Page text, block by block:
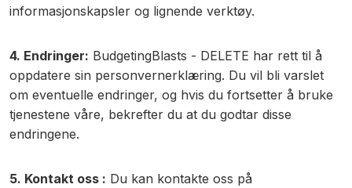
informasjonskapsler og lignende verktøy.
4. Endringer: BudgetingBlasts - DELETE har rett til å
oppdatere sin personvernerklæring. Du vil bli varslet
om eventuelle endringer, og hvis du fortsetter å bruke
tjenestene våre, bekrefter du at du godtar disse
endringene.
5. Kontakt oss : Du kan kontakte oss på